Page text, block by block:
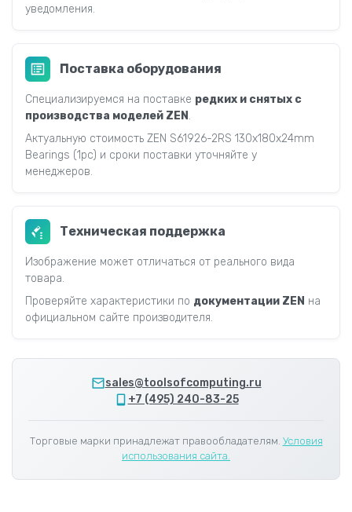
уведомления.
Поставка оборудования
Специализируемся на поставке редких и снятых с
производства моделей ZEN .
Актуальную стоимость ZEN S61926-2RS 130x180x24mm
Bearings (1pc) и сроки поставки уточняйте у
менеджеров.
Техническая поддержка
Изображение может отличаться от реального вида
товара.
Проверяйте характеристики по документации ZEN на
официальном сайте производителя.
sales@toolsofcomputing.ru
+7 (495) 240-83-25
Торговые марки принадлежат правообладателям. Условия
использования сайта.